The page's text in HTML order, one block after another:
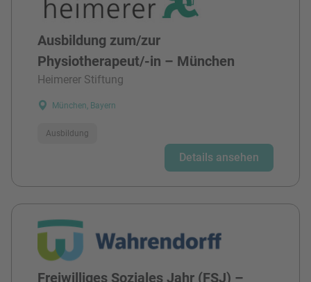
Ausbildung zum/zur
Physiotherapeut/-in – München
Heimerer Stiftung
München, Bayern
Ausbildung
Details ansehen
Freiwilliges Soziales Jahr (FSJ) –